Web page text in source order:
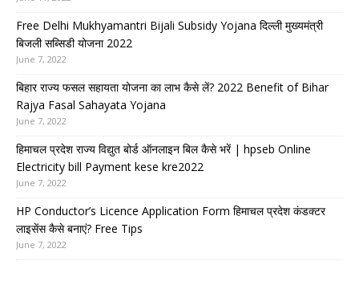
Free Delhi Mukhyamantri Bijali Subsidy Yojana दिल्ली मुख्यमंत्री
बिजली सब्सिडी योजना 2022
June 7, 2022
बिहार राज्य फसल सहायता योजना का लाभ कैसे लें? 2022 Benefit of Bihar
Rajya Fasal Sahayata Yojana
June 7, 2022
हिमाचल प्रदेश राज्य विद्युत बोर्ड ऑनलाइन बिल कैसे भरें | hpseb Online
Electricity bill Payment kese kre2022
June 7, 2022
HP Conductor’s Licence Application Form हिमाचल प्रदेश कंडक्टर
लाइसेंस कैसे बनाएं? Free Tips
June 7, 2022